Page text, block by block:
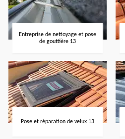
Entreprise de nettoyage et pose
de gouttière 13
Pose et réparation de velux 13